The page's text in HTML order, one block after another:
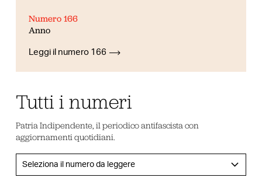
Numero 166
Anno
Leggi il numero 166
Tutti i numeri
Patria Indipendente, il periodico antifascista con
aggiornamenti quotidiani.